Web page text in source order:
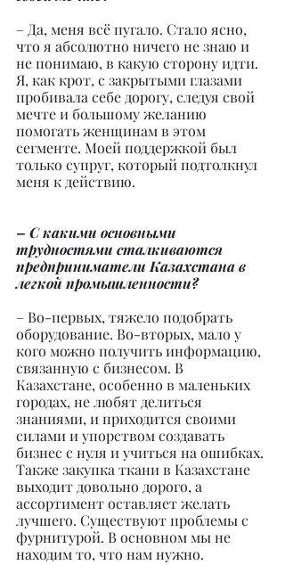
– Да, меня всё пугало. Стало ясно,
что я абсолютно ничего не знаю и
не понимаю, в какую сторону идти.
Я, как крот, с закрытыми глазами
пробивала себе дорогу, следуя свой
мечте и большому желанию
помогать женщинам в этом
сегменте. Моей поддержкой был
только супруг, который подтолкнул
меня к действию.
– С какими основными
трудностями сталкиваются
предприниматели Казахстана в
легкой промышленности?
– Во-первых, тяжело подобрать
оборудование. Во-вторых, мало у
кого можно получить информацию,
связанную с бизнесом. В
Казахстане, особенно в маленьких
городах, не любят делиться
знаниями, и приходится своими
силами и упорством создавать
бизнес с нуля и учиться на ошибках.
Также закупка ткани в Казахстане
выходит довольно дорого, а
ассортимент оставляет желать
лучшего. Существуют проблемы с
фурнитурой. В основном мы не
находим то, что нам нужно.